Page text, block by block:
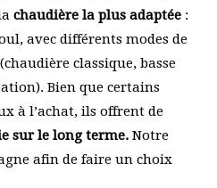
chaudière la plus adaptée :
avec différents modes de
classique, basse
Bien que certains
à l’achat, ils offrent de
sur le long terme. Notre
afin de faire un choix